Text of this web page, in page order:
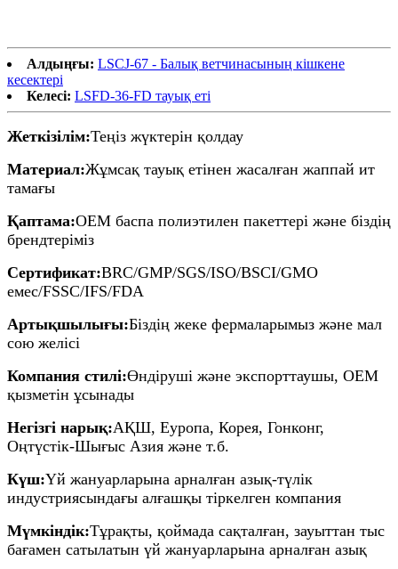
Алдыңғы: LSCJ-67 - Балық ветчинасының кішкене
кесектері
Келесі: LSFD-36-FD тауық еті
Жеткізілім:Теңіз жүктерін қолдау
Материал:Жұмсақ тауық етінен жасалған жаппай ит
тамағы
Қаптама:OEM баспа полиэтилен пакеттері және біздің
брендтеріміз
Сертификат:BRC/GMP/SGS/ISO/BSCI/GMO
емес/FSSC/IFS/FDA
Артықшылығы:Біздің жеке фермаларымыз және мал
сою желісі
Компания стилі:Өндіруші және экспорттаушы, OEM
қызметін ұсынады
Негізгі нарық:АҚШ, Еуропа, Корея, Гонконг,
Оңтүстік-Шығыс Азия және т.б.
Күш:Үй жануарларына арналған азық-түлік
индустриясындағы алғашқы тіркелген компания
Мүмкіндік:Тұрақты, қоймада сақталған, зауыттан тыс
бағамен сатылатын үй жануарларына арналған азық